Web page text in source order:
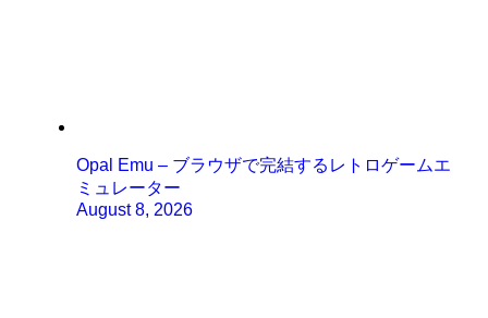
Opal Emu – ブラウザで完結するレトロゲームエ
ミュレーター
August 8, 2026